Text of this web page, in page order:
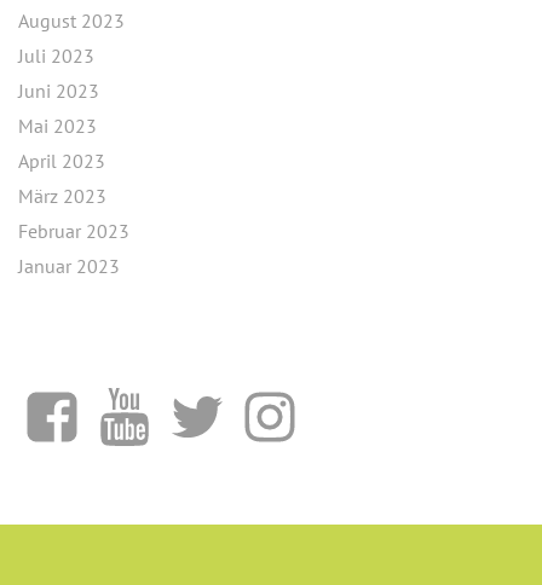
August 2023
Juli 2023
Juni 2023
Mai 2023
April 2023
März 2023
Februar 2023
Januar 2023